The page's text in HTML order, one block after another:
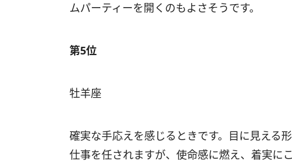
ムパーティーを開くのもよさそうです。
第5位
牡羊座
確実な手応えを感じるときです。目に見える
仕事を任されますが、使命感に燃え、着実に